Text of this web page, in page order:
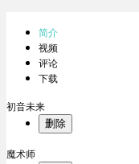
简介
视频
评论
下载
初音未来
删除
魔术师